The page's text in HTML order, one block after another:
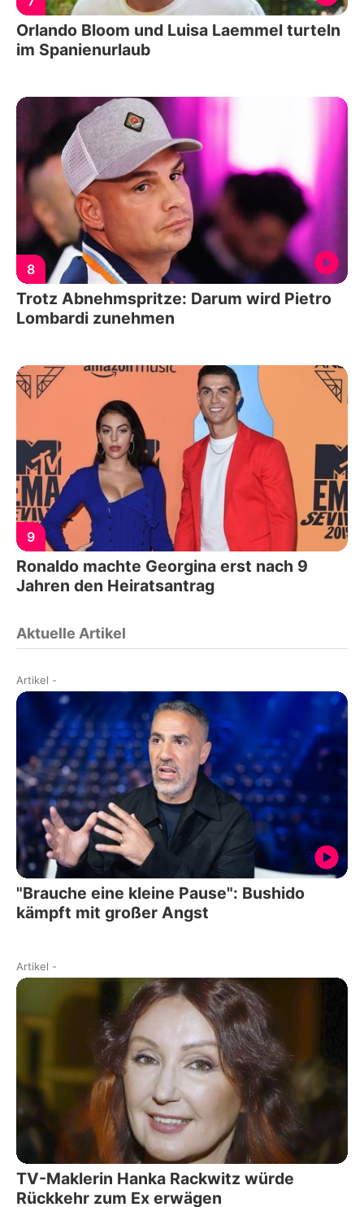
Orlando Bloom und Luisa Laemmel turteln
im Spanienurlaub
8
Trotz Abnehmspritze: Darum wird Pietro
Lombardi zunehmen
9
Ronaldo machte Georgina erst nach 9
Jahren den Heiratsantrag
Aktuelle Artikel
Artikel -
"Brauche eine kleine Pause": Bushido
kämpft mit großer Angst
Artikel -
TV-Maklerin Hanka Rackwitz würde
Rückkehr zum Ex erwägen